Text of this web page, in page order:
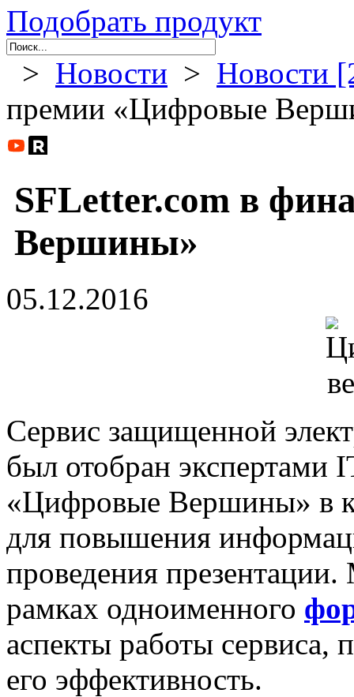
Подобрать продукт
> Новости > Новости
премии «Цифровые
SFLetter.com в
Вершины»
05.12.2016
Сервис защищенной
был отобран экспертами
«Цифровые Вершины» в
для повышения
проведения
рамках одноименного
аспекты работы сервиса,
его эффективность.